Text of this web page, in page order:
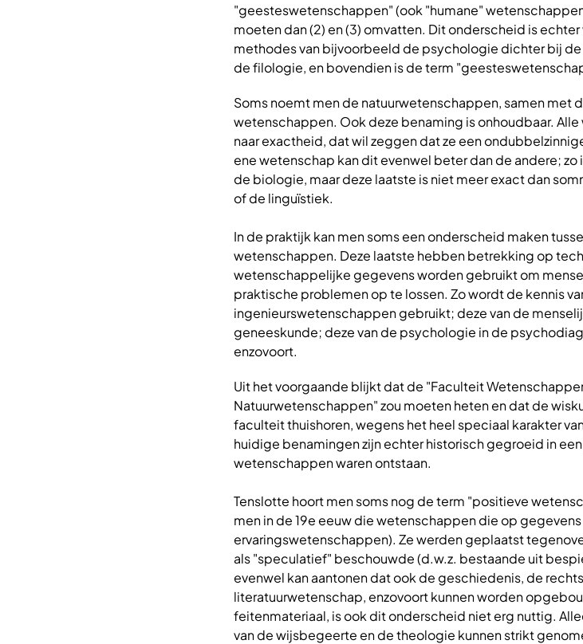
"geesteswetenschappen" (ook "humane"
moeten dan (2) en (3) omvatten. Dit onderscheid is
methodes van bijvoorbeeld de psychologie dichter bij
de filologie, en bovendien is de term
Soms noemt men de natuurwetenschappen, samen met
wetenschappen. Ook deze benaming is onhoudbaar.
naar exactheid, dat wil zeggen dat ze een
ene wetenschap kan dit evenwel beter dan de andere; zo
de biologie, maar deze laatste is niet meer exact dan
of de linguïstiek.
In de praktijk kan men soms een onderscheid maken
wetenschappen. Deze laatste hebben betrekking op
wetenschappelijke gegevens worden gebruikt om
praktische problemen op te lossen. Zo wordt de kennis
ingenieurswetenschappen gebruikt; deze van de
geneeskunde; deze van de psychologie in de
enzovoort.
Uit het voorgaande blijkt dat de "Faculteit
Natuurwetenschappen" zou moeten heten en dat de
faculteit thuishoren, wegens het heel speciaal karakter
huidige benamingen zijn echter historisch gegroeid in
wetenschappen waren ontstaan.
Tenslotte hoort men soms nog de term "positieve
men in de 19e eeuw die wetenschappen die op
ervaringswetenschappen). Ze werden geplaatst
als "speculatief" beschouwde (d.w.z. bestaande uit
evenwel kan aantonen dat ook de geschiedenis, de
literatuurwetenschap, enzovoort kunnen worden
feitenmateriaal, is ook dit onderscheid niet erg nuttig.
van de wijsbegeerte en de theologie kunnen strikt